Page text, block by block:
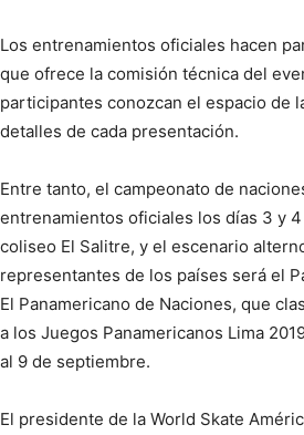
Los entrenamientos oficiales hacen
que ofrece la comisión técnica del
participantes conozcan el espacio de
detalles de cada presentación.
Entre tanto, el campeonato de
entrenamientos oficiales los días 3 y
coliseo El Salitre, y el escenario
representantes de los países será el
El Panamericano de Naciones, que
a los Juegos Panamericanos Lima
al 9 de septiembre.
El presidente de la World Skate